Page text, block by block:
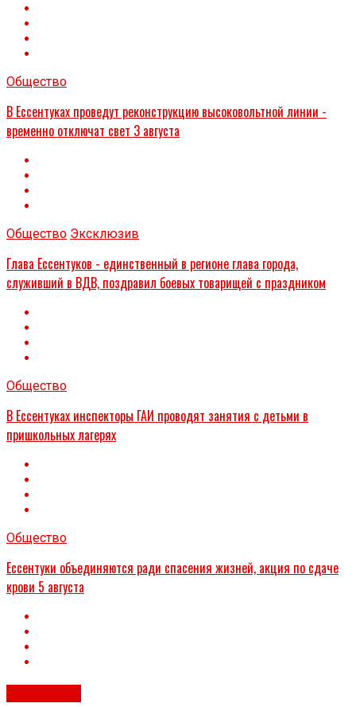
Общество
В Ессентуках проведут реконструкцию высоковольтной линии -
временно отключат свет 3 августа
Общество Эксклюзив
Глава Ессентуков - единственный в регионе глава города,
служивший в ВДВ, поздравил боевых товарищей с праздником
Общество
В Ессентуках инспекторы ГАИ проводят занятия с детьми в
пришкольных лагерях
Общество
Ессентуки объединяются ради спасения жизней, акция по сдаче
крови 5 августа